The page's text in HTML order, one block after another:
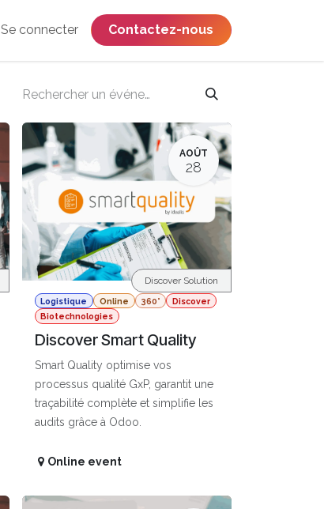
Se connecter ​​​​​​​​​​​​​​​​Contactez-nous
AOÛT
28
Logistique Online 360°
Discover
Biotechnologies
Discover Smart Quality
Smart Quality optimise vos
processus qualité GxP, garantit une
traçabilité complète et simplifie les
audits grâce à Odoo.
Discover Solution
Online event